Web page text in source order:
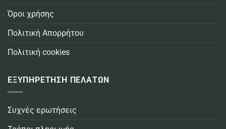
Όροι χρήσης
Πολιτική Απορρήτου
Πολιτική cookies
ΕΞΥΠΗΡΕΤΗΣΗ ΠΕΛΑΤΩΝ
Συχνές ερωτήσεις